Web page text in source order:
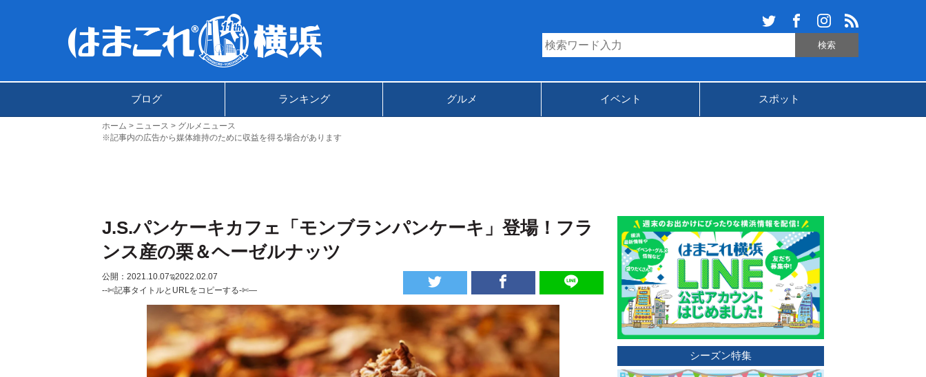
ブログ ランキング グルメ イベント スポット
ホーム ニュース
グルメニュース
※記事内の広告から媒体維持のために収益を得る場合があります
J.S.パンケーキカフェ「モンブランパンケーキ」登場！フラ
ンス産の栗＆ヘーゼルナッツ
公開：2021.10.07ಇ2022.02.07
--✄記事タイトルとURLをコピーする-✄—
シーズン特集